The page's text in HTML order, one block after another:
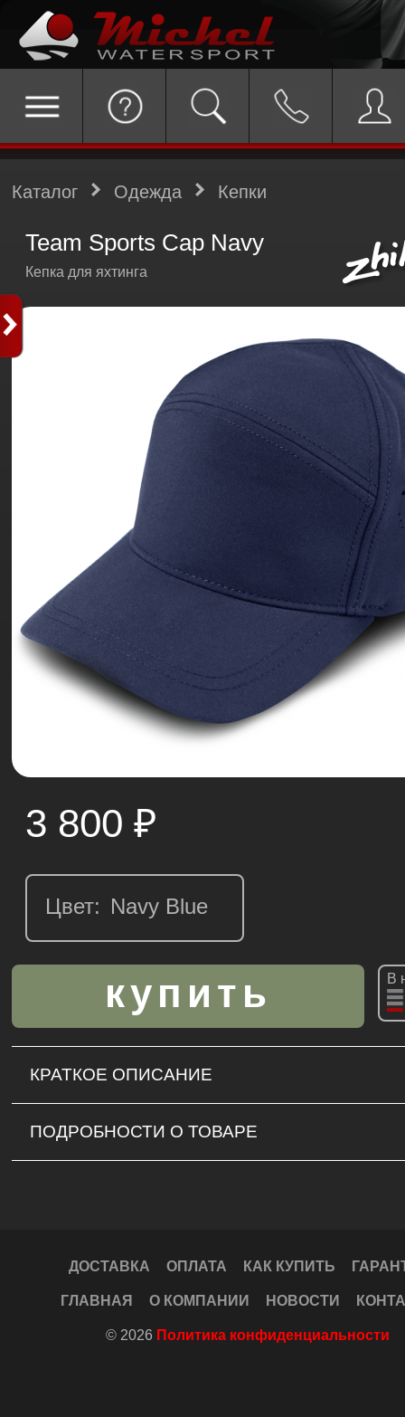
Каталог Одежда Кепки
Team Sports Cap Navy
Кепка для яхтинга
3 800 ₽
Цвет:
В
КРАТКОЕ ОПИСАНИЕ
ПОДРОБНОСТИ О ТОВАРЕ
ДОСТАВКА ОПЛАТА КАК КУПИТЬ
ГЛАВНАЯ О КОМПАНИИ НОВОСТИ
© 2026 Политика конфиденциальности